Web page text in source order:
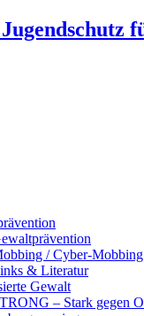
/ Cyber-Mobbing
& Literatur
Gewalt
– Stark gegen